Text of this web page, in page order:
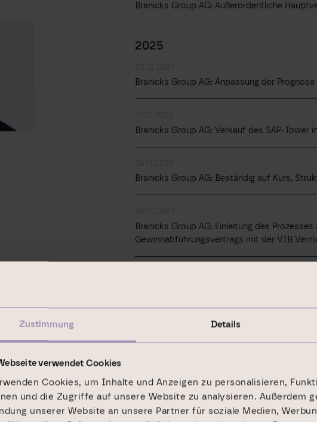
Zustimmung Details
verwendet Cookies
Cookies, um Inhalte und Anzeigen zu personalisieren,
und die Zugriffe auf unsere Website zu analysieren. Außerdem
unserer Website an unsere Partner für soziale Medien,
Branicks Group AG: Außerordentliche
2025
Branicks Group AG: Anpassung der
Branicks Group AG: Verkauf des SAP-Tower
Branicks Group AG: Beständig auf Kurs,
Branicks Group AG: Einleitung des
Gewinnabführungsvertrags mit der VIB
Branicks Group AG: Prof. Dr. Gerhard
Branicks Group AG: Starkes operatives
20.08.2025
Branicks Group AG: Ordentliche
zu